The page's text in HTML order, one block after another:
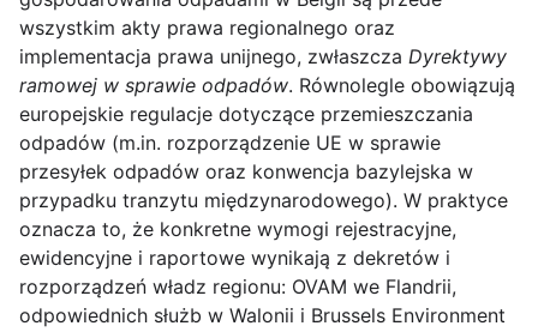
wszystkim akty prawa regionalnego oraz
implementacja prawa unijnego, zwłaszcza Dyrektywy
ramowej w sprawie odpadów. Równolegle obowiązują
europejskie regulacje dotyczące przemieszczania
odpadów (m.in. rozporządzenie UE w sprawie
przesyłek odpadów oraz konwencja bazylejska w
przypadku tranzytu międzynarodowego). W praktyce
oznacza to, że konkretne wymogi rejestracyjne,
ewidencyjne i raportowe wynikają z dekretów i
rozporządzeń władz regionu: OVAM we Flandrii,
odpowiednich służb w Walonii i Brussels Environment